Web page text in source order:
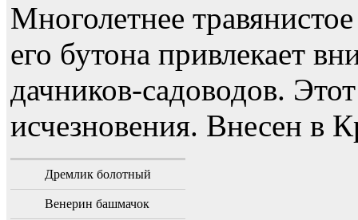
Многолетнее
его бутона привлекает
дачников-садоводов.
исчезновения. Внесен в
Дремлик болотный
Венерин башмачок